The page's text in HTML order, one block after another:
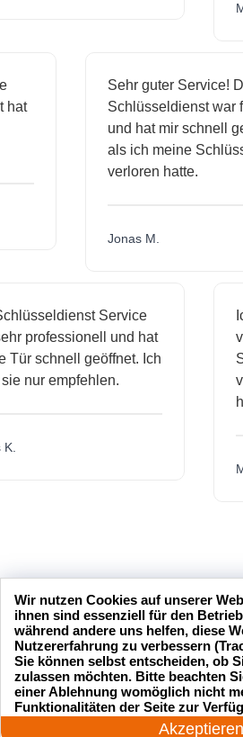
hat
Sehr guter Service!
Schlüsseldienst
und hat mir schnell
als ich meine
verloren hatte.
Jonas M.
Service
professionell und hat
schnell geöffnet. Ich
nur empfehlen.
24 Stunden am Tag
Akzeptieren
Wir nutzen Cookies auf unserer
ihnen sind essenziell für den
während andere uns helfen, diese
Nutzererfahrung zu verbessern
Sie können selbst entscheiden, ob
zulassen möchten. Bitte beachten
einer Ablehnung womöglich nicht
Funktionalitäten der Seite zur